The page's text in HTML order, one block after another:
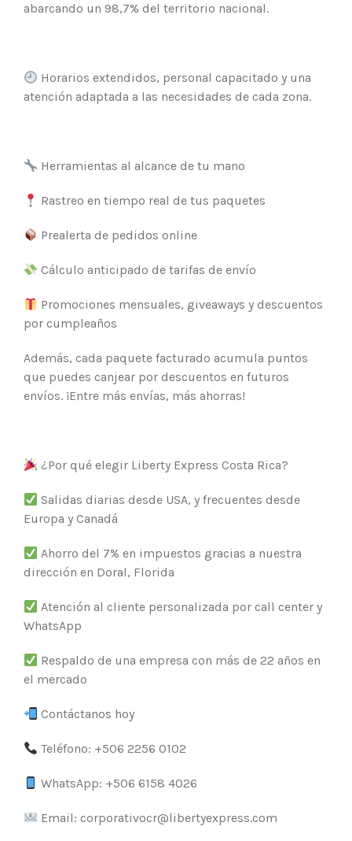
abarcando un 98,7% del territorio nacional.
Horarios extendidos, personal capacitado y una
atención adaptada a las necesidades de cada zona.
Herramientas al alcance de tu mano
Rastreo en tiempo real de tus paquetes
Prealerta de pedidos online
Cálculo anticipado de tarifas de envío
Promociones mensuales, giveaways y descuentos
por cumpleaños
Además, cada paquete facturado acumula puntos
que puedes canjear por descuentos en futuros
envíos. ¡Entre más envías, más ahorras!
¿Por qué elegir Liberty Express Costa Rica?
Salidas diarias desde USA, y frecuentes desde
Europa y Canadá
Ahorro del 7% en impuestos gracias a nuestra
dirección en Doral, Florida
Atención al cliente personalizada por call center y
WhatsApp
Respaldo de una empresa con más de 22 años en
el mercado
Contáctanos hoy
Teléfono: +506 2256 0102
WhatsApp: +506 6158 4026
Email: corporativocr@libertyexpress.com